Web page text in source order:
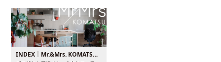
INDEX｜Mr.&Mrs. KOMATSU renovation diary